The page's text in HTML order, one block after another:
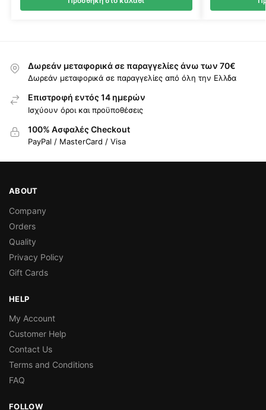
Δωρεάν μεταφορικά σε παραγγελίες άνω των 70€
Δωρεάν μεταφορικά σε παραγγελίες από όλη την Ελλδα
Επιστροφή εντός 14 ημερών
Ισχύουν όροι και προϋποθέσεις
100% Ασφαλές Checkout
PayPal / MasterCard / Visa
ABOUT
Company
Orders
Quality
Privacy Policy
Gift Cards
HELP
My Account
Customer Help
Contact Us
Terms and Conditions
FAQ
FOLLOW